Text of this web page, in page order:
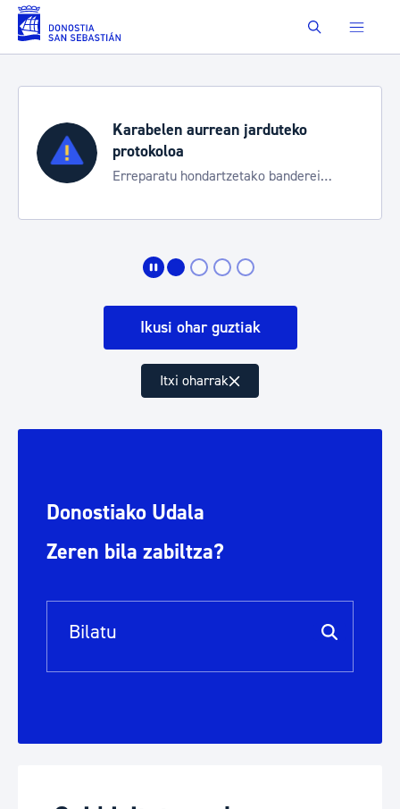
Eduki nagusira joan Buscar
Aste Nagusia 2026
Trafiko mozketak eta
bereziak
Ikusi ohar guztiak
Itxi oharrak
Donostiako Udala
Zeren bila zabiltza?
Bilaketa barra